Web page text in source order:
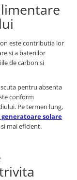
este contributia lor
si a bateriilor
de carbon si
pentru absenta
conform
Pe termen lung,
solare
mai eficient.